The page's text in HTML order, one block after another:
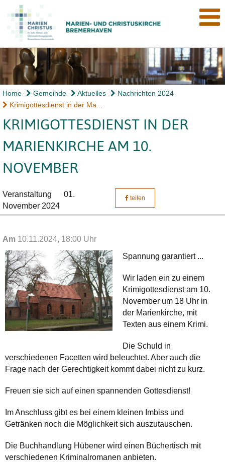
Home Gemeinde Aktuelles
Nachrichten 2024
Krimigottesdienst in der Ma...
KRIMIGOTTESDIENST IN DER
MARIENKIRCHE AM 10.
NOVEMBER
Veranstaltung
01.
November 2024
teilen
Am 10.11.2024, 18:00 Uhr
Spannung garantiert ...
Wir laden ein zu einem
Krimigottesdienst am 10.
November um 18 Uhr in
der Marienkirche, mit
Texten aus einem Krimi.
Die Schuld in
verschiedenen Facetten wird beleuchtet. Aber auch die
Frage nach der Gerechtigkeit kommt dabei nicht zu kurz.
Freuen sie sich auf einen spannenden Gottesdienst!
Im Anschluss gibt es bei einem kleinen Imbiss und
Getränken noch die Möglichkeit sich auszutauschen.
Die Buchhandlung Hübener wird einen Büchertisch mit
verschiedenen Kriminalromanen anbieten.